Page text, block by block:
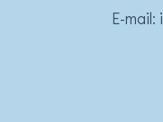
Ε-mail: